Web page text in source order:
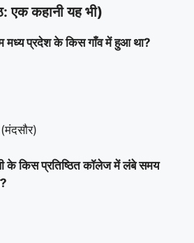
एक कहानी यह भी)
मध्य प्रदेश के किस गाँव में हुआ था?
के किस प्रतिष्ठित कॉलेज में लंबे समय